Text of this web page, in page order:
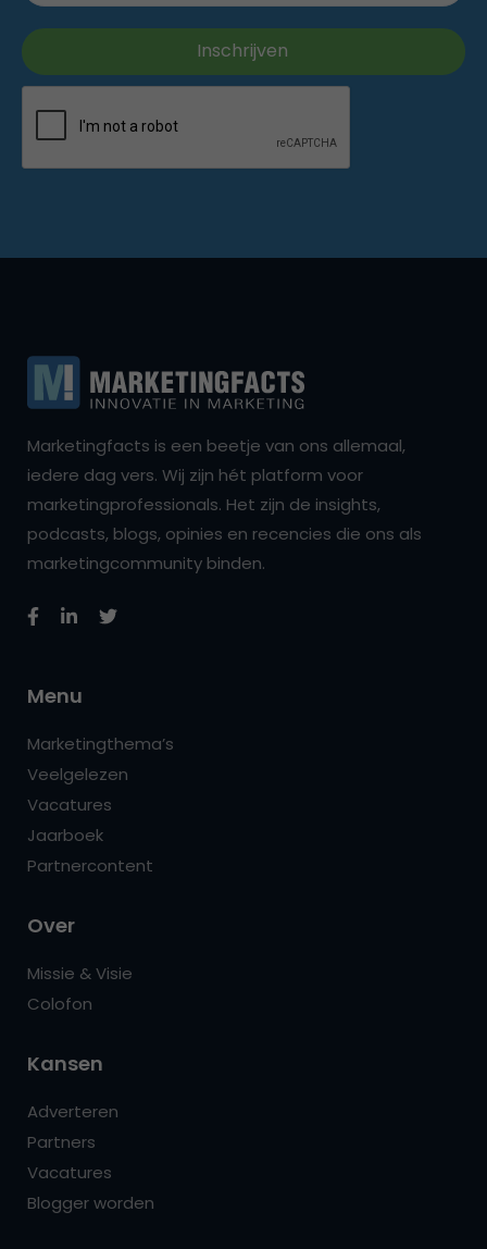
Marketingfacts is een beetje van ons allemaal,
iedere dag vers. Wij zijn hét platform voor
marketingprofessionals. Het zijn de insights,
podcasts, blogs, opinies en recencies die ons als
marketingcommunity binden.
Menu
Marketingthema’s
Veelgelezen
Vacatures
Jaarboek
Partnercontent
Over
Missie & Visie
Colofon
Kansen
Adverteren
Partners
Vacatures
Blogger worden